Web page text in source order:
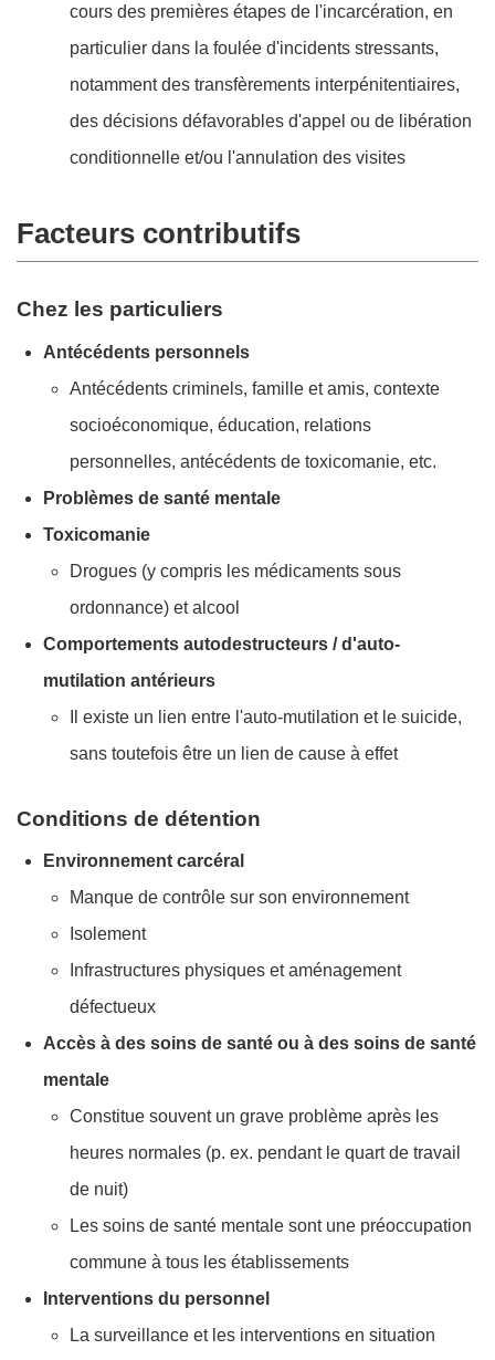
cours des premières étapes de l'incarcération, en
particulier dans la foulée d'incidents stressants,
notamment des transfèrements interpénitentiaires,
des décisions défavorables d'appel ou de libération
conditionnelle et/ou l'annulation des visites
Facteurs contributifs
Chez les particuliers
Antécédents personnels
Antécédents criminels, famille et amis, contexte
socioéconomique, éducation, relations
personnelles, antécédents de toxicomanie, etc.
Problèmes de santé mentale
Toxicomanie
Drogues (y compris les médicaments sous
ordonnance) et alcool
Comportements autodestructeurs / d'auto-
mutilation antérieurs
Il existe un lien entre l'auto-mutilation et le suicide,
sans toutefois être un lien de cause à effet
Conditions de détention
Environnement carcéral
Manque de contrôle sur son environnement
Isolement
Infrastructures physiques et aménagement
défectueux
Accès à des soins de santé ou à des soins de santé
mentale
Constitue souvent un grave problème après les
heures normales (p. ex. pendant le quart de travail
de nuit)
Les soins de santé mentale sont une préoccupation
commune à tous les établissements
Interventions du personnel
La surveillance et les interventions en situation